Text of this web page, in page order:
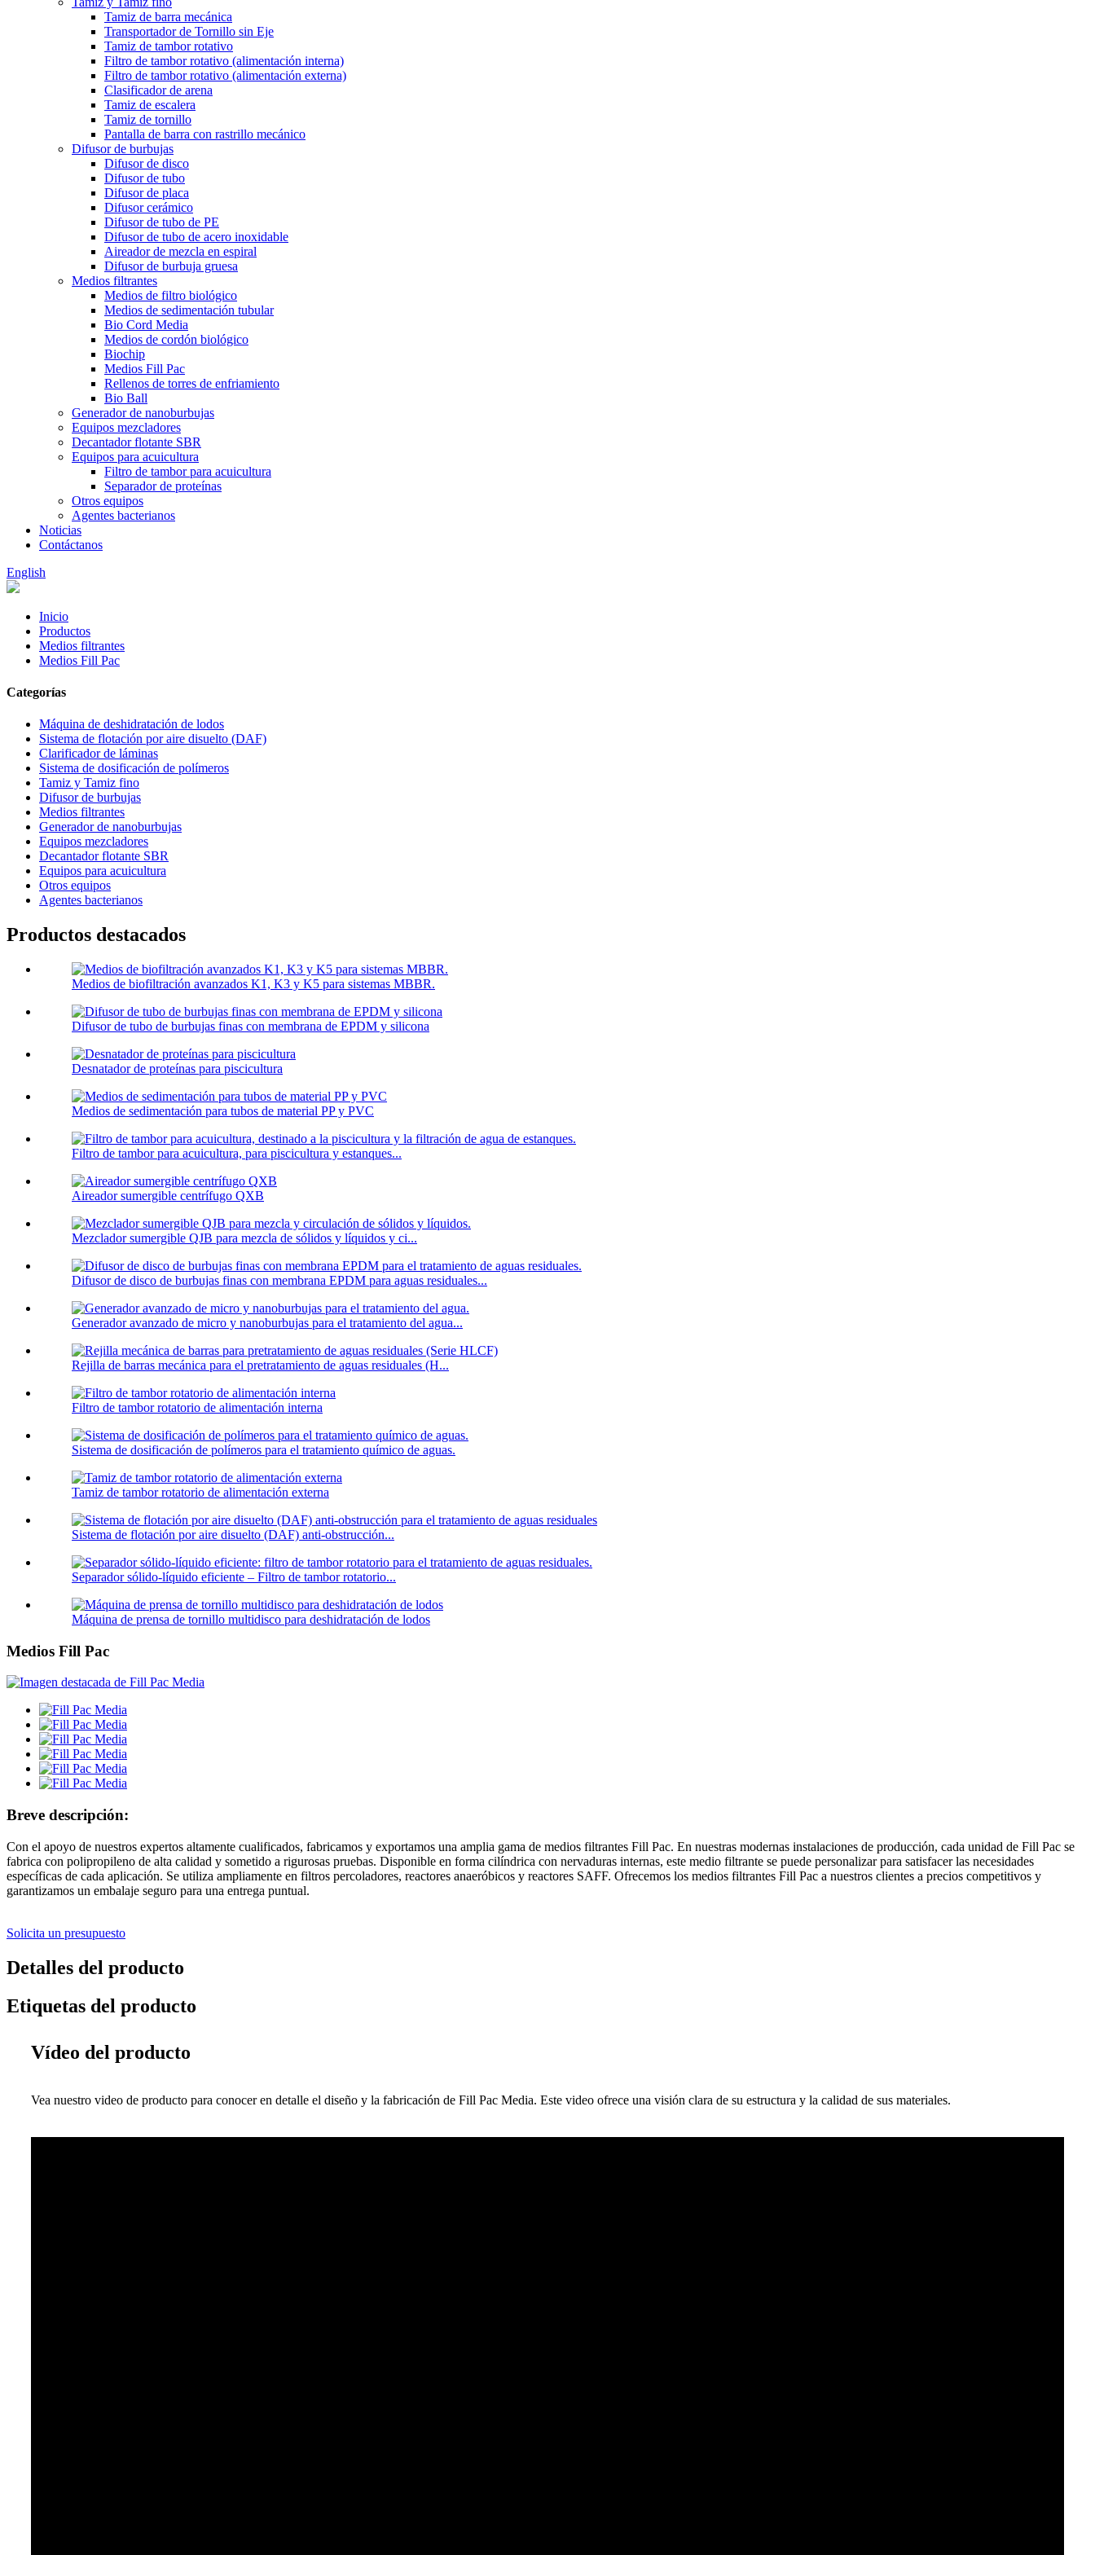
Tamiz de barra mecánica
Transportador de Tornillo sin Eje
Tamiz de tambor rotativo
Filtro de tambor rotativo (alimentación interna)
Filtro de tambor rotativo (alimentación externa)
Clasificador de arena
Tamiz de escalera
Tamiz de tornillo
Pantalla de barra con rastrillo mecánico
Difusor de burbujas
Difusor de disco
Difusor de tubo
Difusor de placa
Difusor cerámico
Difusor de tubo de PE
Difusor de tubo de acero inoxidable
Aireador de mezcla en espiral
Difusor de burbuja gruesa
Medios filtrantes
Medios de filtro biológico
Medios de sedimentación tubular
Bio Cord Media
Medios de cordón biológico
Biochip
Medios Fill Pac
Rellenos de torres de enfriamiento
Bio Ball
Generador de nanoburbujas
Equipos mezcladores
Decantador flotante SBR
Equipos para acuicultura
Filtro de tambor para acuicultura
Separador de proteínas
Otros equipos
Agentes bacterianos
Noticias
Contáctanos
English
Inicio
Productos
Medios filtrantes
Medios Fill Pac
Categorías
Máquina de deshidratación de lodos
Sistema de flotación por aire disuelto (DAF)
Clarificador de láminas
Sistema de dosificación de polímeros
Tamiz y Tamiz fino
Difusor de burbujas
Medios filtrantes
Generador de nanoburbujas
Equipos mezcladores
Decantador flotante SBR
Equipos para acuicultura
Otros equipos
Agentes bacterianos
Productos destacados
Medios de biofiltración avanzados K1, K3 y K5 para sistemas MBBR.
Difusor de tubo de burbujas finas con membrana de EPDM y silicona
Desnatador de proteínas para piscicultura
Medios de sedimentación para tubos de material PP y PVC
Filtro de tambor para acuicultura, para piscicultura y estanques...
Aireador sumergible centrífugo QXB
Mezclador sumergible QJB para mezcla de sólidos y líquidos y ci...
Difusor de disco de burbujas finas con membrana EPDM para aguas residuales...
Generador avanzado de micro y nanoburbujas para el tratamiento del agua...
Rejilla de barras mecánica para el pretratamiento de aguas residuales (H...
Filtro de tambor rotatorio de alimentación interna
Sistema de dosificación de polímeros para el tratamiento químico de aguas.
Tamiz de tambor rotatorio de alimentación externa
Sistema de flotación por aire disuelto (DAF) anti-obstrucción...
Separador sólido-líquido eficiente – Filtro de tambor rotatorio...
Máquina de prensa de tornillo multidisco para deshidratación de lodos
Medios Fill Pac
Breve descripción:
Con el apoyo de nuestros expertos altamente cualificados, fabricamos y exportamos una amplia gama de medios filtrantes Fill Pac. En nuestras modernas instalaciones de producción, cada unidad de Fill Pac se
fabrica con polipropileno de alta calidad y sometido a rigurosas pruebas. Disponible en forma cilíndrica con nervaduras internas, este medio filtrante se puede personalizar para satisfacer las necesidades
específicas de cada aplicación. Se utiliza ampliamente en filtros percoladores, reactores anaeróbicos y reactores SAFF. Ofrecemos los medios filtrantes Fill Pac a nuestros clientes a precios competitivos y
garantizamos un embalaje seguro para una entrega puntual.
Solicita un presupuesto
Detalles del producto
Etiquetas del producto
Vídeo del producto
Vea nuestro video de producto para conocer en detalle el diseño y la fabricación de Fill Pac Media. Este video ofrece una visión clara de su estructura y la calidad de sus materiales.